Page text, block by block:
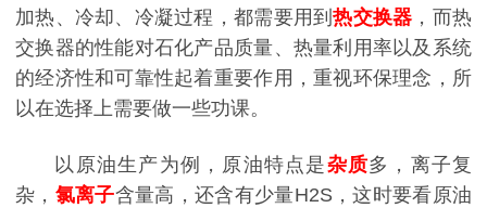
加热、冷却、冷凝过程，都需要用到热交换器 ，而热
交换器的性能对石化产品质量、热量利用率以及系统
的经济性和可靠性起着重要作用，重视环保理念，所
以在选择上需要做一些功课。
以原油生产为例，原油特点是杂质多，离子复
杂， 氯离子含量高，还含有少量H2S，这时要看原油